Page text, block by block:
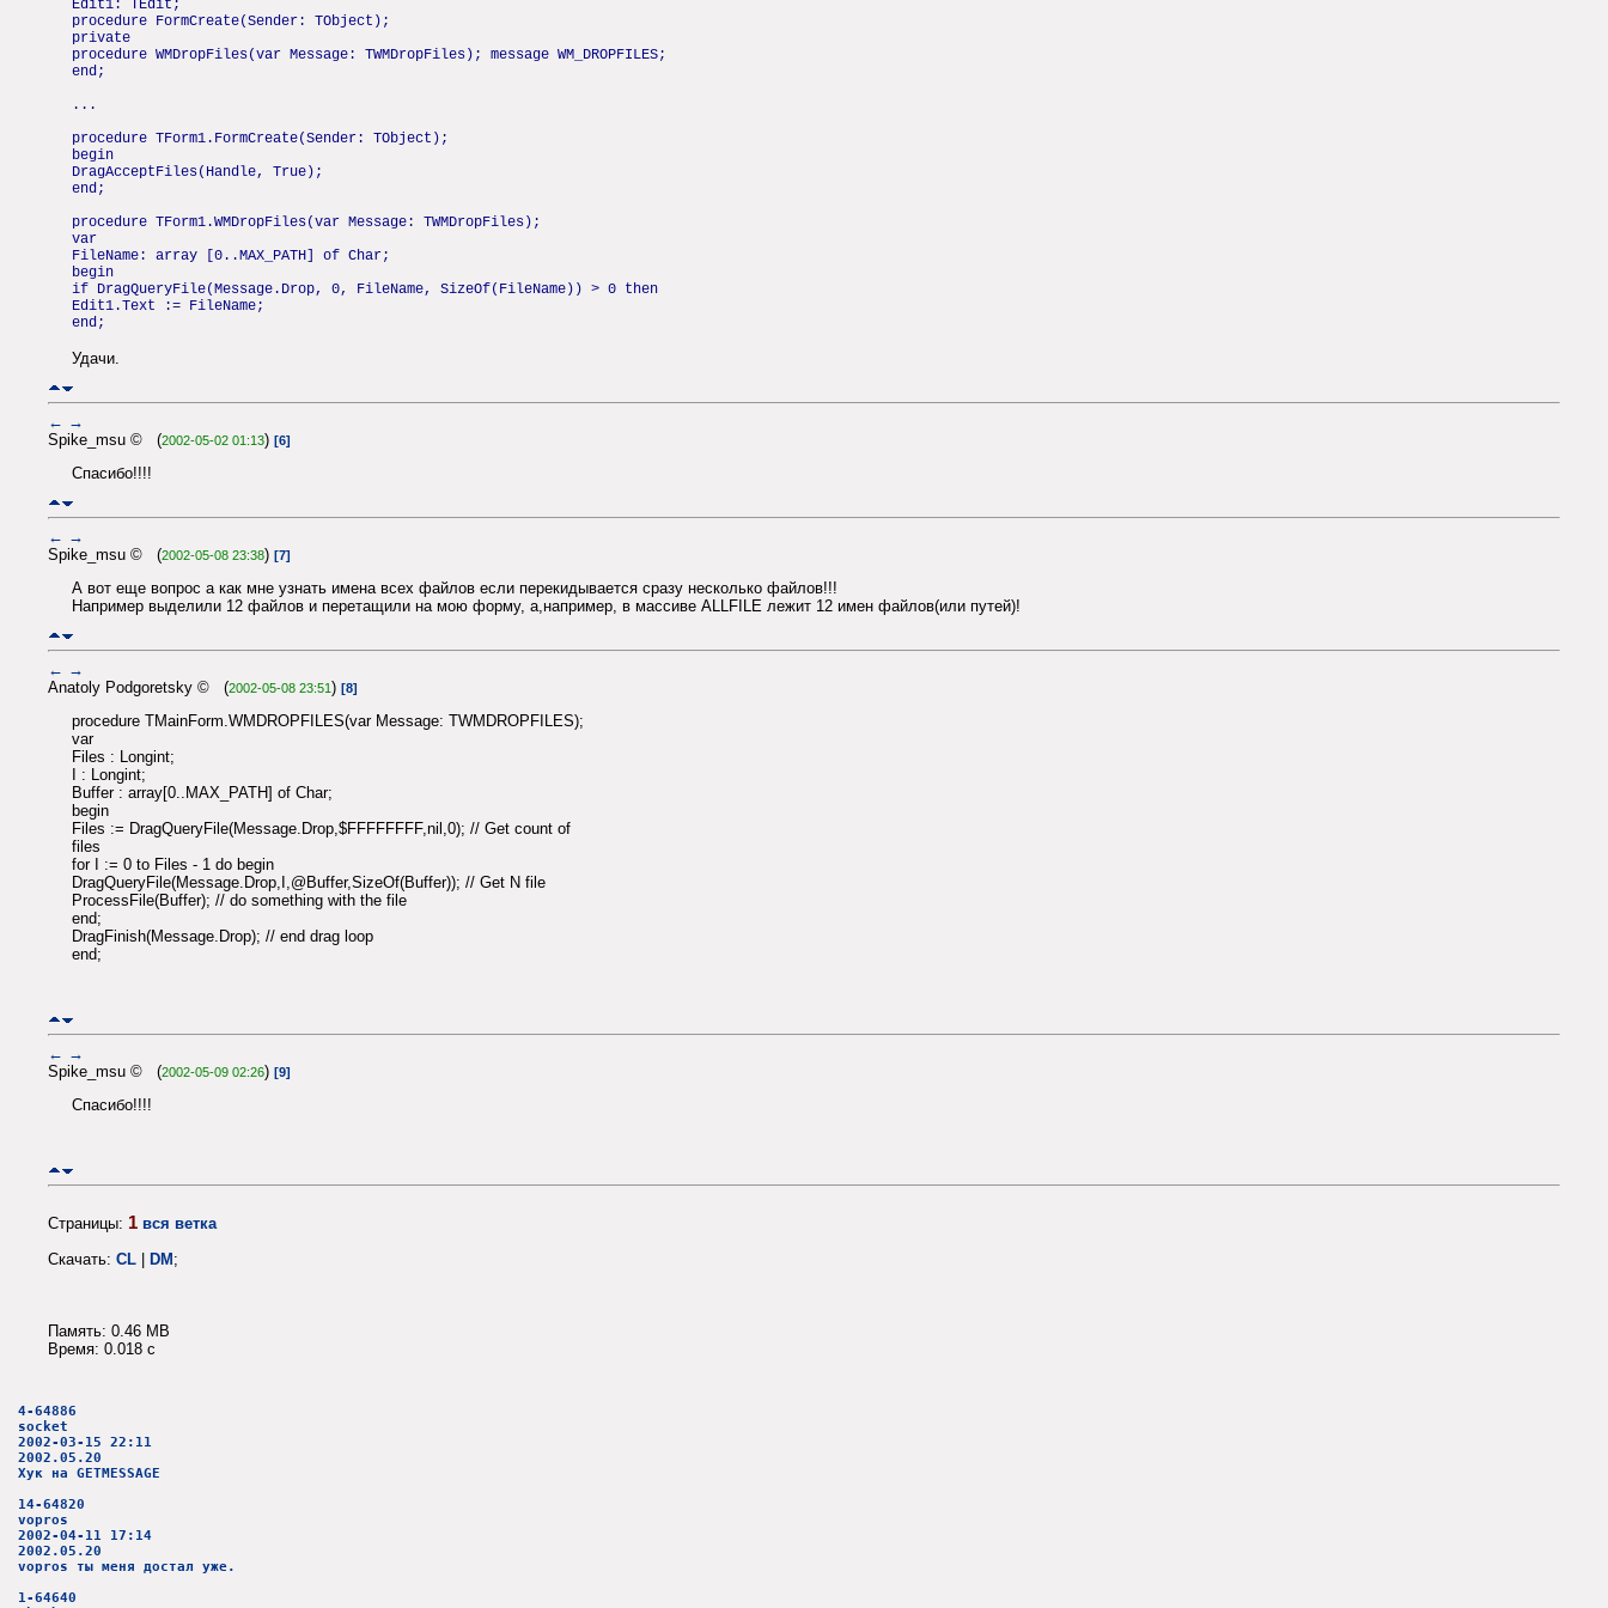
Edit1: TEdit;
procedure FormCreate(Sender: TObject);
private
procedure WMDropFiles(var Message: TWMDropFiles); message WM_DROPFILES;
end;
...
procedure TForm1.FormCreate(Sender: TObject);
begin
DragAcceptFiles(Handle, True);
end;
procedure TForm1.WMDropFiles(var Message: TWMDropFiles);
var
FileName: array [0..MAX_PATH] of Char;
begin
if DragQueryFile(Message.Drop, 0, FileName, SizeOf(FileName)) > 0 then
Edit1.Text := FileName;
end;
Удачи.
← →
Spike_msu © (2002-05-02 01:13) [6]
Спасибо!!!!
← →
Spike_msu © (2002-05-08 23:38) [7]
А вот еще вопрос а как мне узнать имена всех файлов если перекидывается сразу несколько файлов!!!
Например выделили 12 файлов и перетащили на мою форму, а,например, в массиве ALLFILE лежит 12 имен файлов(или путей)!
← →
Anatoly Podgoretsky © (2002-05-08 23:51) [8]
procedure TMainForm.WMDROPFILES(var Message: TWMDROPFILES);
var
Files : Longint;
I : Longint;
Buffer : array[0..MAX_PATH] of Char;
begin
Files := DragQueryFile(Message.Drop,$FFFFFFFF,nil,0); // Get count of
files
for I := 0 to Files - 1 do begin
DragQueryFile(Message.Drop,I,@Buffer,SizeOf(Buffer)); // Get N file
ProcessFile(Buffer); // do something with the file
end;
DragFinish(Message.Drop); // end drag loop
end;
← →
Spike_msu © (2002-05-09 02:26) [9]
Спасибо!!!!
Страницы: 1 вся ветка
Скачать: CL | DM;
Память: 0.46 MB
Время: 0.018 c
4-64886
socket
2002-03-15 22:11
2002.05.20
Хук на GETMESSAGE
14-64820
vopros
2002-04-11 17:14
2002.05.20
vopros ты меня достал уже.
1-64640